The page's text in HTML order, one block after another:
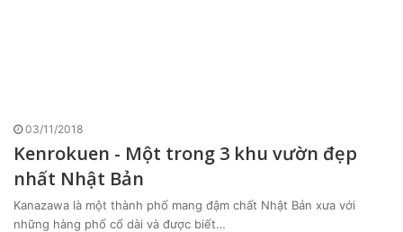
03/11/2018
Kenrokuen - Một trong 3 khu vườn đẹp
nhất Nhật Bản
Kanazawa là một thành phố mang đậm chất Nhật Bản xưa với
những hàng phố cổ dài và được biết…